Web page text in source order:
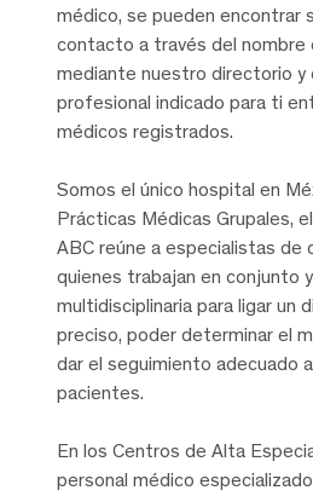
médico, se pueden encontrar
contacto a través del nombre
mediante nuestro directorio y
profesional indicado para ti
médicos registrados.
Somos el único hospital en
Prácticas Médicas Grupales,
ABC reúne a especialistas de
quienes trabajan en conjunto
multidisciplinaria para ligar un
preciso, poder determinar el
dar el seguimiento adecuado
pacientes.
En los Centros de Alta
personal médico